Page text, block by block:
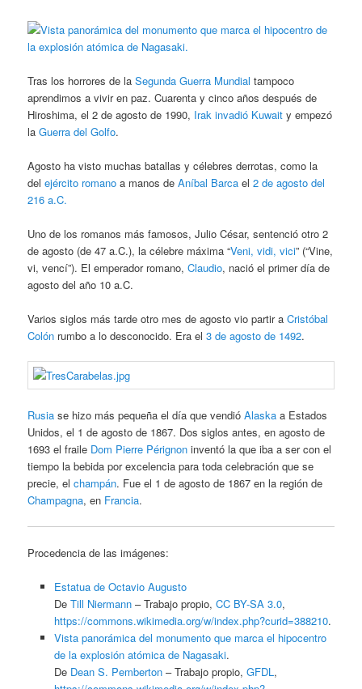
Tras los horrores de laSegunda Guerra Mundial tampoco
aprendimos a vivir en paz. Cuarenta y cinco años después de
Hiroshima, el 2 de agosto de 1990, Irak invadió Kuwait y empezó
laGuerra del Golfo.
Agosto ha visto muchas batallas y célebres derrotas, como la
delejército romano a manos deAníbal Barca el2 de agosto del
216 a.C.
Uno de los romanos más famosos, Julio César, sentenció otro 2
de agosto (de 47 a.C.), la célebre máxima “Veni, vidi, vici” (“Vine,
vi, vencí”). El emperador romano,Claudio, nació el primer día de
agosto del año 10 a.C.
Varios siglos más tarde otro mes de agosto vio partir aCristóbal
Colón rumbo a lo desconocido. Era el3 de agosto de 1492.
Rusia se hizo más pequeña el día que vendióAlaska a Estados
Unidos, el 1 de agosto de 1867. Dos siglos antes, en agosto de
1693 el fraile Dom Pierre Pérignon inventó la que iba a ser con el
tiempo la bebida por excelencia para toda celebración que se
precie, elchampán. Fue el 1 de agosto de 1867 en la región de
Champagna, en Francia.
Procedencia de las imágenes:
Estatua de Octavio Augusto
De Till Niermann–Trabajo propio, CC BY-SA 3.0,
https://commons.wikimedia.org/w/index.php?curid=388210.
Vista panorámica del monumento que marca el hipocentro
de la explosión atómica de Nagasaki.
De Dean S. Pemberton–Trabajo propio, GFDL,